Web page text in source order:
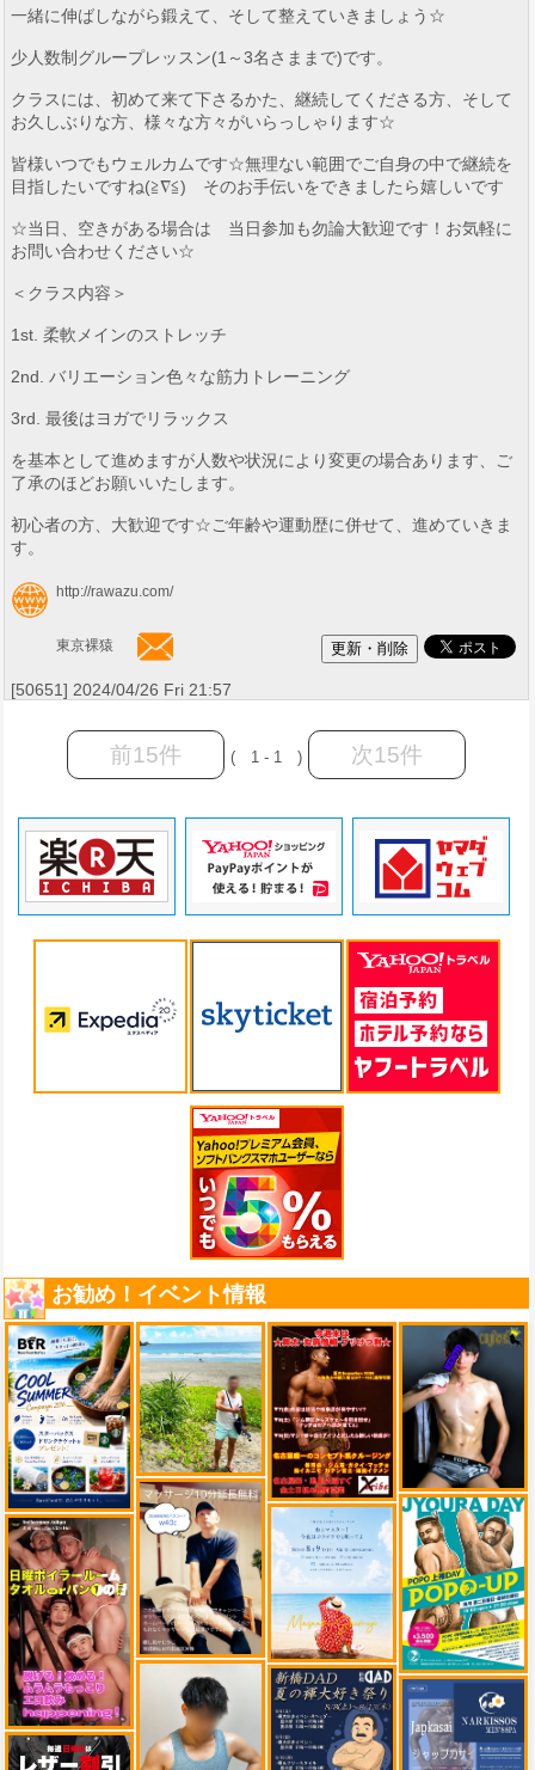
一緒に伸ばしながら鍛えて、そして整えていきましょう☆
少人数制グループレッスン(1～3名さままで)です。
クラスには、初めて来て下さるかた、継続してくださる方、そして
お久しぶりな方、様々な方々がいらっしゃります☆
皆様いつでもウェルカムです☆無理ない範囲でご自身の中で継続を
目指したいですね(≧∇≦) そのお手伝いをできましたら嬉しいです
☆当日、空きがある場合は 当日参加も勿論大歓迎です！お気軽に
お問い合わせください☆
＜クラス内容＞
1st. 柔軟メインのストレッチ
2nd. バリエーション色々な筋力トレーニング
3rd. 最後はヨガでリラックス
を基本として進めますが人数や状況により変更の場合あります、ご
了承のほどお願いいたします。
初心者の方、大歓迎です☆ご年齢や運動歴に併せて、進めていきま
す。
http://rawazu.com/
東京裸猿
[50651] 2024/04/26 Fri 21:57
前15件 ( 1 - 1 ) 次15件
お勧め！イベント情報